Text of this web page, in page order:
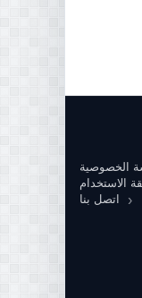
الخصوصية
الاستخدام
اتصل بنا